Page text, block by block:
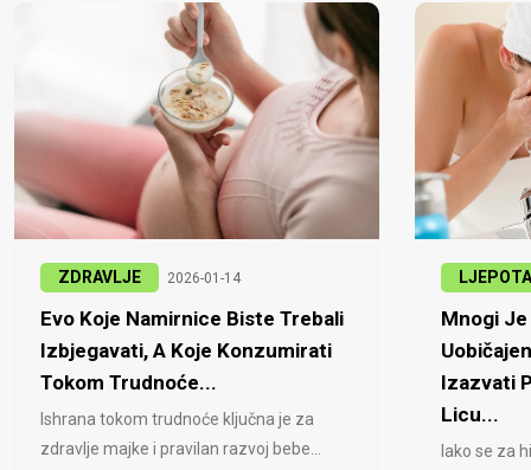
ZDRAVLJE 2026-01-14
Evo Koje Namirnice Biste Trebali
Izbjegavati, A Koje Konzumirati
Tokom Trudnoće...
Ishrana tokom trudnoće ključna je za
zdravlje majke i pravilan razvoj bebe...
LJEPOTA
Mnogi
Izazvati
Licu...
Iako se za